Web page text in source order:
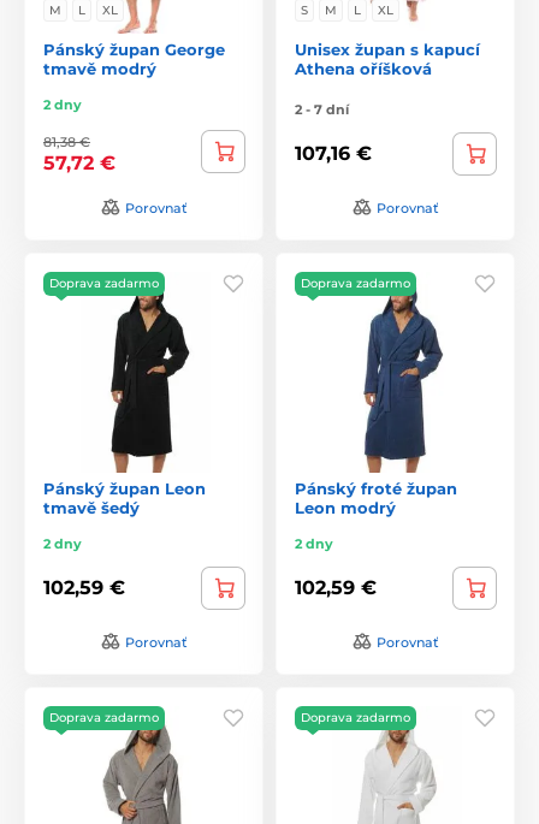
M L XL
Pánský župan George
tmavě modrý
2 dny
81,38 €
57,72 €
Porovnať
S M L XL
Unisex župan s kapucí
Athena oříšková
2 - 7 dní
107,16 €
Porovnať
Doprava zadarmo
Pánský župan Leon
tmavě šedý
2 dny
102,59 €
Porovnať
Doprava zadarmo
Pánský froté župan
Leon modrý
2 dny
102,59 €
Porovnať
Doprava zadarmo Doprava zadarmo